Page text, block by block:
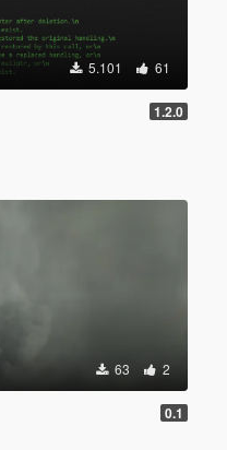
5.101 61
1.2.0
63 2
0.1